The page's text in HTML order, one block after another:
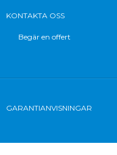
KONTAKTA OSS
Begär en offert
GARANTIANVISNINGAR